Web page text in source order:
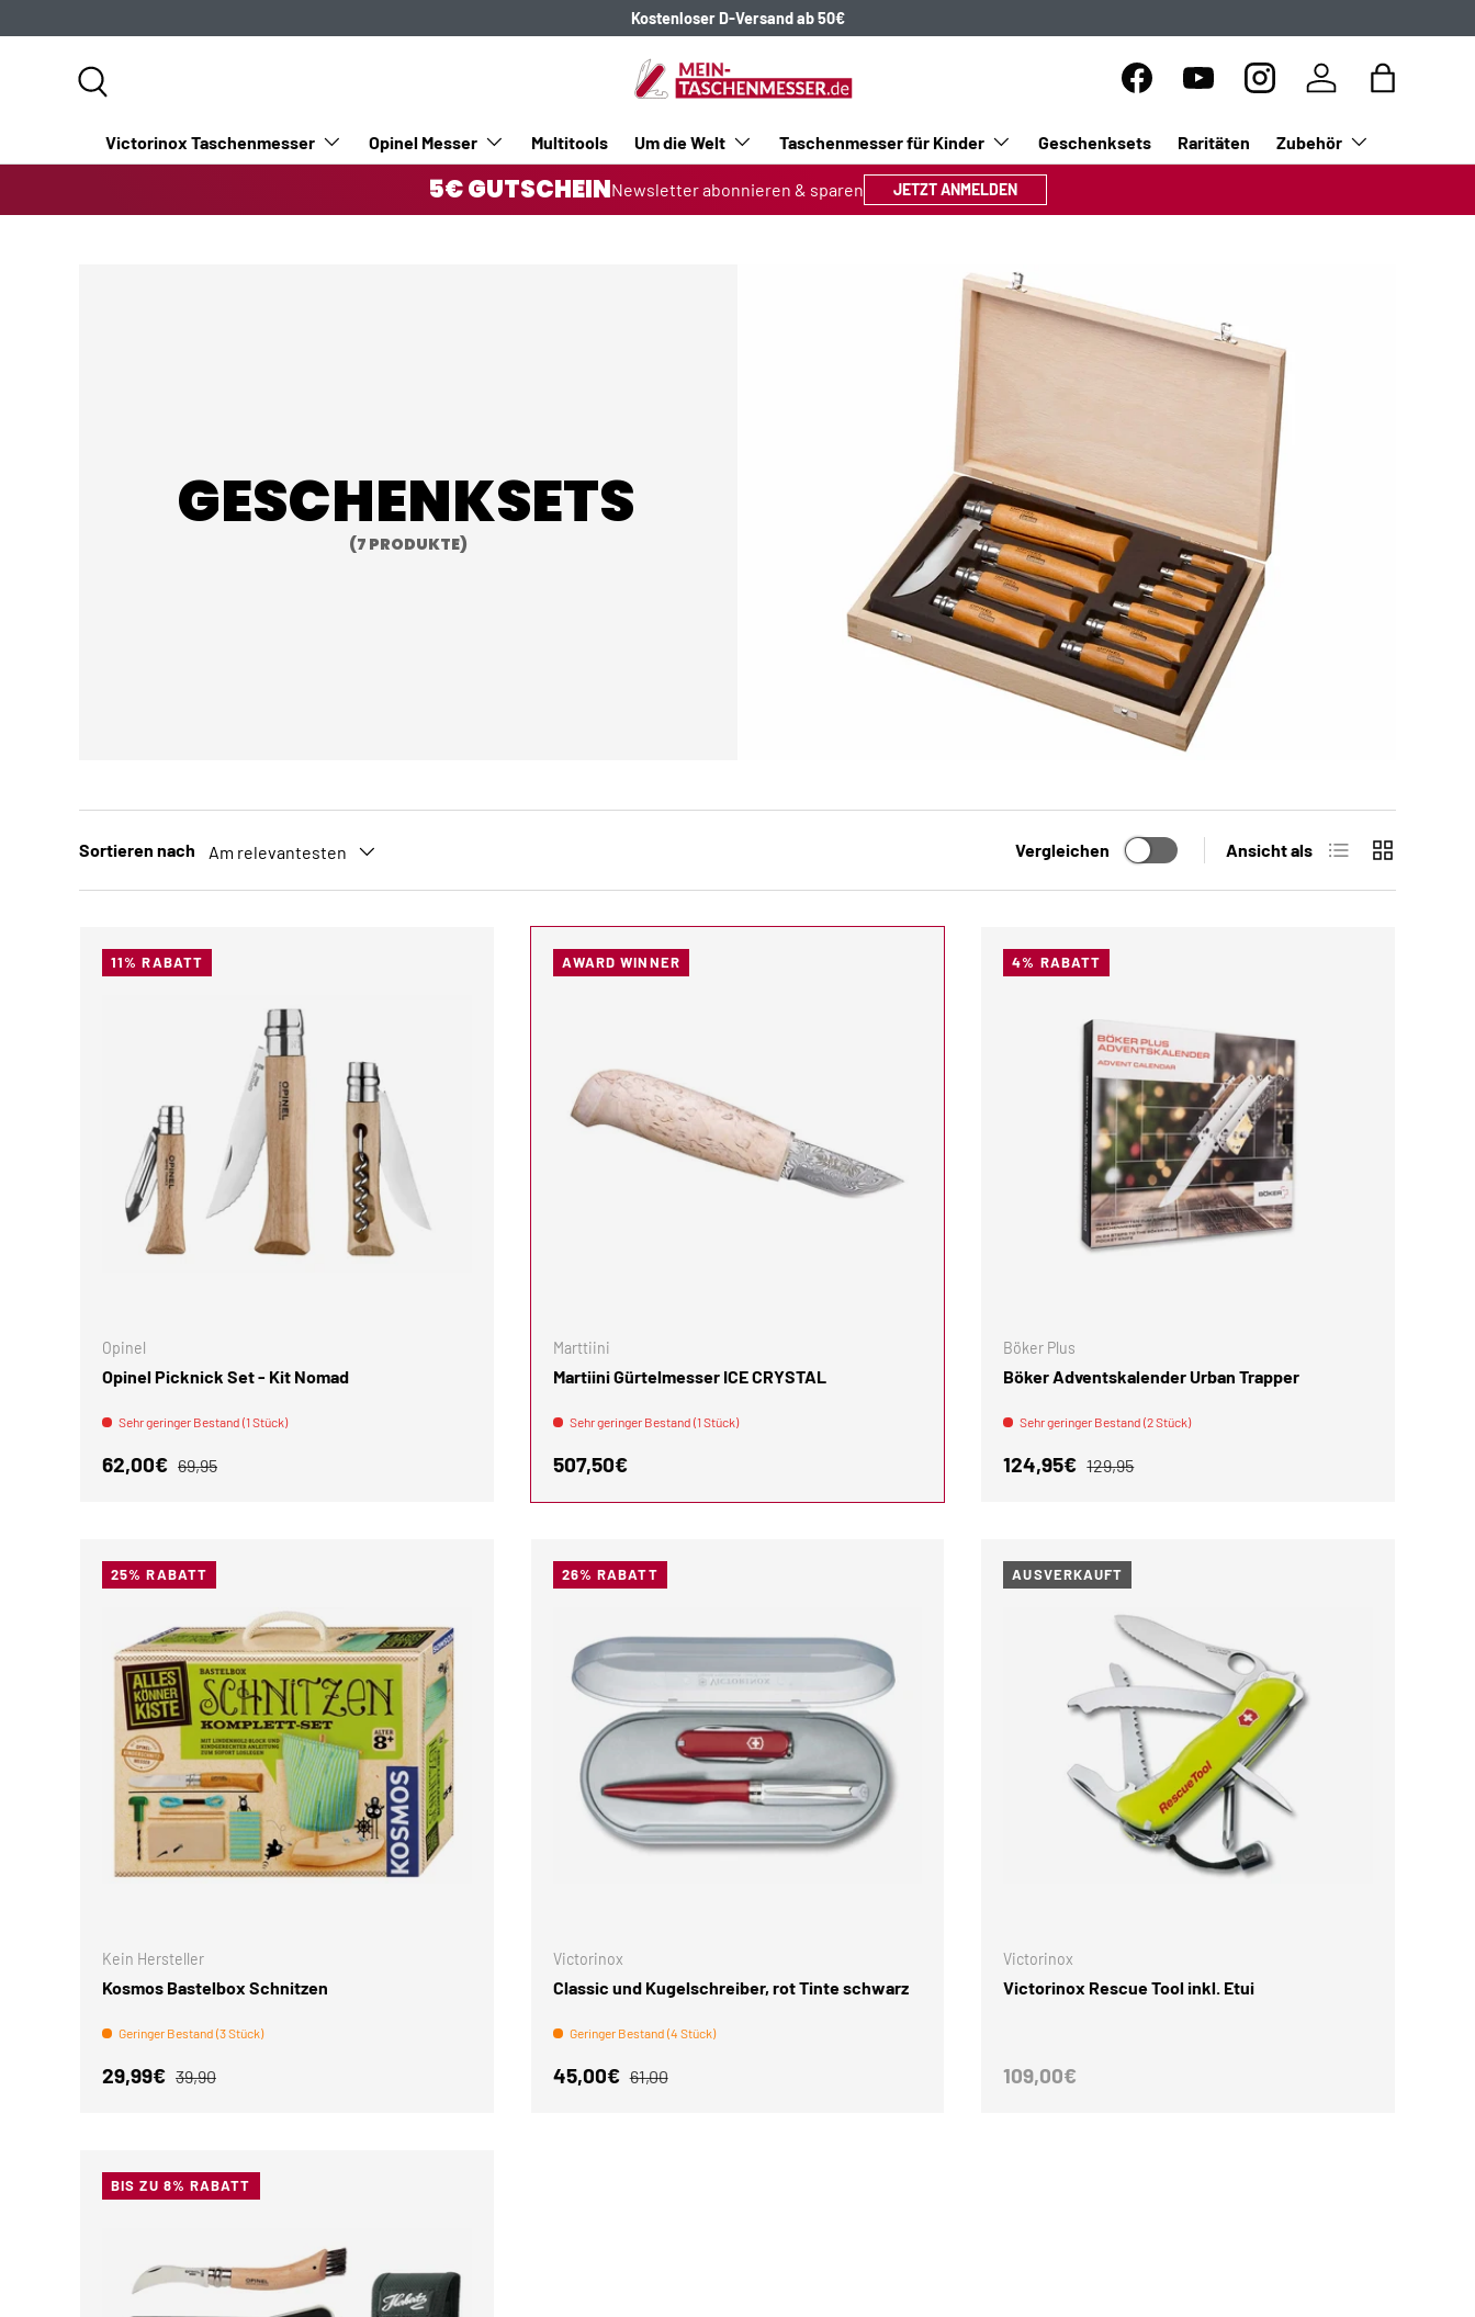
DIREKT ZUM INHALT
Kostenloser D-Versand ab 50€
FacebookYouTubeInstagramEinloggen
Victorinox Taschenmesser Opinel Messer Multitools Um die Welt Taschenmesser für Kinder Geschenksets Raritäten Zubehör
5€ GUTSCHEINNewsletter abonnieren & sparen JETZT ANMELDEN
GESCHENKSETS
(7 PRODUKTE)
Sortieren nach Am relevantesten Vergleichen Ansicht als Produktliste
11% RABATT
Opinel
Opinel Picknick Set - Kit Nomad
Sehr geringer Bestand (1 Stück)
Verkaufspreis
62,00€ Normaler Preis
69,95
AWARD WINNER
Marttiini
Martiini Gürtelmesser ICE CRYSTAL
Sehr geringer Bestand (1 Stück)
Normaler Preis
507,50€
4% RABATT
Böker Plus
Böker Adventskalender Urban Trapper
Sehr geringer Bestand (2 Stück)
Verkaufspreis
124,95€ Normaler Preis
129,95
25% RABATT
Kein Hersteller
Kosmos Bastelbox Schnitzen
Geringer Bestand (3 Stück)
Verkaufspreis
29,99€ Normaler Preis
39,90
26% RABATT
Victorinox
Classic und Kugelschreiber, rot Tinte schwarz
Geringer Bestand (4 Stück)
Verkaufspreis
45,00€ Normaler Preis
61,00
AUSVERKAUFT
Victorinox
Victorinox Rescue Tool inkl. Etui
Normaler Preis
109,00€
BIS ZU 8% RABATT